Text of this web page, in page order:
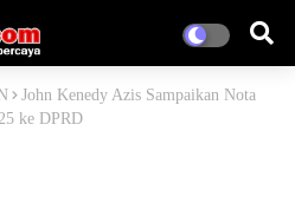
John Kenedy Azis Sampaikan Nota
ke DPRD